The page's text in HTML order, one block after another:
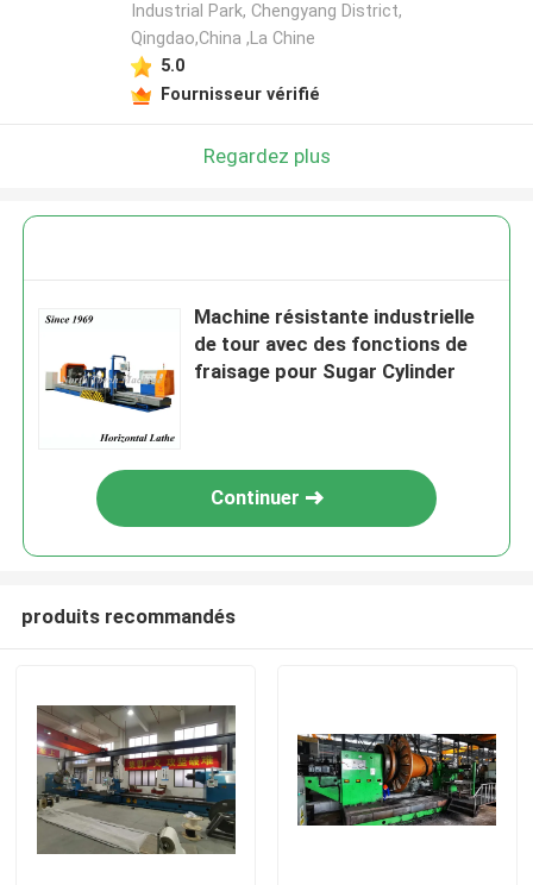
Industrial Park, Chengyang District,
Qingdao,China ,La Chine
5.0
Fournisseur vérifié
Regardez plus
Machine résistante industrielle
de tour avec des fonctions de
fraisage pour Sugar Cylinder
Continuer
produits recommandés